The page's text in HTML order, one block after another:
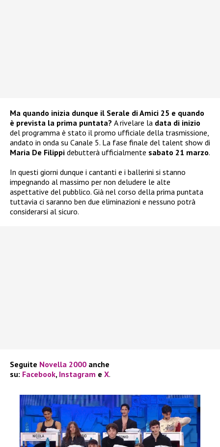
Ma quando inizia dunque il Serale di Amici 25 e quando
è prevista la prima puntata? A rivelare la data di inizio
del programma è stato il promo ufficiale della trasmissione,
andato in onda su Canale 5. La fase finale del talent show di
Maria De Filippi debutterà ufficialmente sabato 21 marzo.
In questi giorni dunque i cantanti e i ballerini si stanno
impegnando al massimo per non deludere le alte
aspettative del pubblico. Già nel corso della prima puntata
tuttavia ci saranno ben due eliminazioni e nessuno potrà
considerarsi al sicuro.
Seguite Novella 2000 anche
su: Facebook, Instagram e X.